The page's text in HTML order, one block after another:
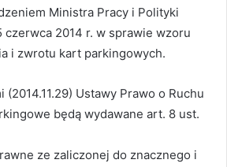
Ministra Pracy i Polityki
czerwca 2014 r. w sprawie wzoru
i zwrotu kart parkingowych.
(2014.11.29) Ustawy Prawo o Ruchu
będą wydawane art. 8 ust.
ze zaliczonej do znacznego i